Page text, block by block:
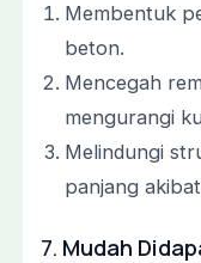
Membentuk
beton.
Mencegah
mengurangi
Melindungi
panjang
7. Mudah